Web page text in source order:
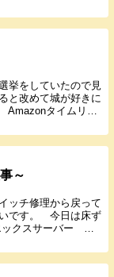
挙をしていたので見
と改めて城が好きに
タイムリー
～
ッチ修理から戻って
です。 今日は床ず
クスサーバー 床